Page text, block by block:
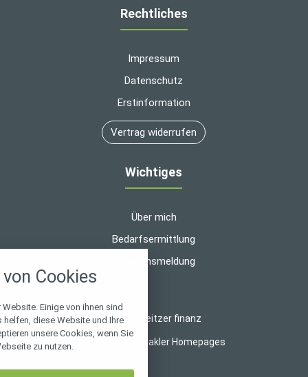
Rechtliches
Impressum
Datenschutz
Erstinformation
Vertrag widerrufen
Wichtiges
Über mich
Bedarfsermittlung
Schadensmeldung
© 2026 heitzer finanz
Makler Homepages
Cookies
Einige von ihnen sind
diese Website und Ihre
unsere Cookies, wenn Sie
zu nutzen.
alle verwendeten Cookies und
zu blockieren.
Notwendig
Performance